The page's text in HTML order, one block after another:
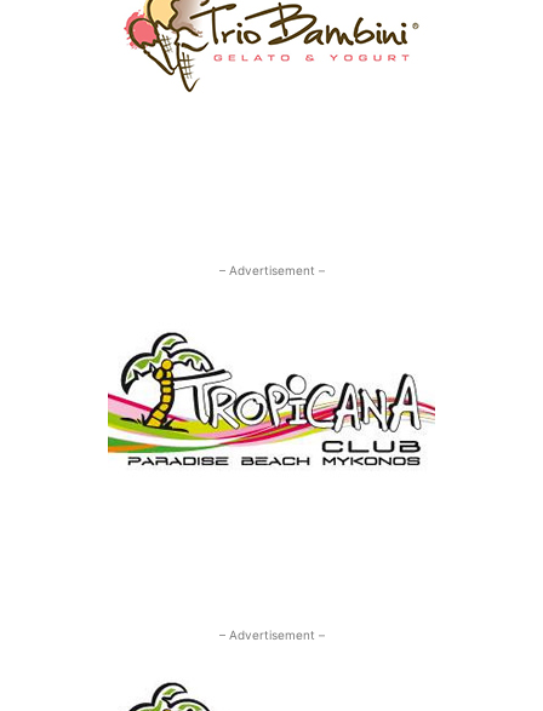
– Advertisement –
– Advertisement –